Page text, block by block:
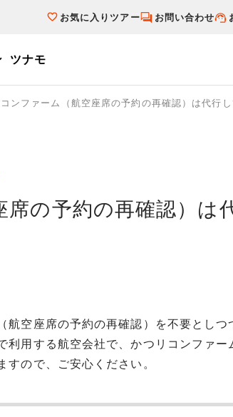
お気に入りツアー お問い合わせ
ツナモ
コンファーム（航空座席の予約の再確認）は代行
の予約の再確認）は
航空座席の予約の再確認）を不要とし
利用する航空会社で、かつリコンファー
すので、ご安心ください。